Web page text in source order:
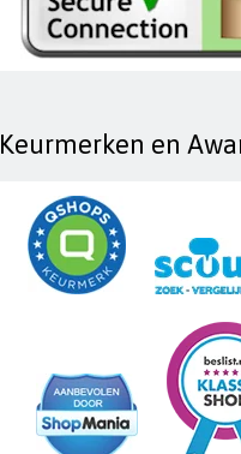
Keurmerken en